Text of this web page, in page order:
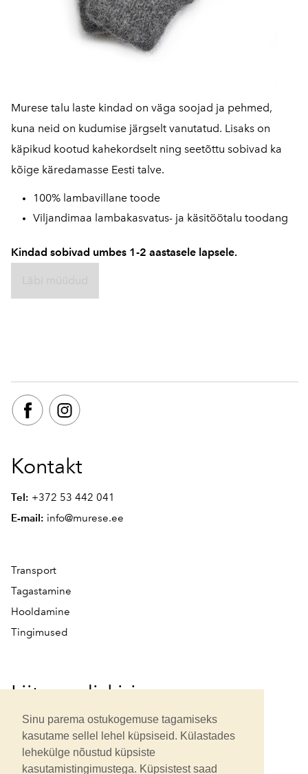
Sinu parema ostukogemuse tagamiseks
kasutame sellel lehel küpsiseid. Külastades
lehekülge nõustud küpsiste
kasutamistingimustega. Küpsistest saad
Murese talu laste kindad on väga soojad ja pehmed,
kuna neid on kudumise järgselt vanutatud. Lisaks on
käpikud kootud kahekordselt ning seetõttu sobivad ka
kõige käredamasse Eesti talve.
100% lambavillane toode
Viljandimaa lambakasvatus- ja käsitöötalu toodang
Kindad sobivad umbes 1-2 aastasele lapsele.
Kontakt
Tel: +372 53 442 041
E-mail: info@murese.ee
Transport
Tagastamine
Hooldamine
Tingimused
Liitu uudiskirjaga